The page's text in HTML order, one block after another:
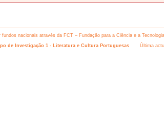
fundos nacionais através da FCT – Fundação para a Ciência e a
de Investigação 1 - Literatura e Cultura Portuguesas
Última